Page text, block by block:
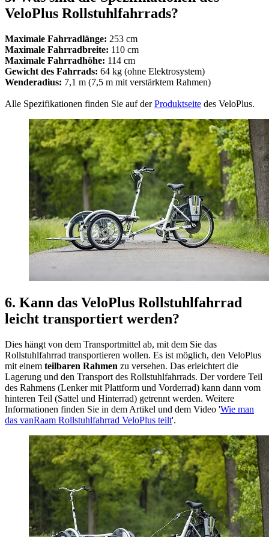
VeloPlus Rollstuhlfahrrads?
Maximale Fahrradlänge: 253 cm
Maximale Fahrradbreite: 110 cm
Maximale Fahrradhöhe: 114 cm
Gewicht des Fahrrads: 64 kg (ohne Elektrosystem)
Wenderadius: 7,1 m (7,5 m mit verstärktem Rahmen)
Alle Spezifikationen finden Sie auf derProduktseite des VeloPlus.
6. Kann das VeloPlus Rollstuhlfahrrad
leicht transportiert werden?
Dies hängt von dem Transportmittel ab, mit dem Sie das
Rollstuhlfahrrad transportieren wollen. Es ist möglich, den VeloPlus
mit einem teilbaren Rahmen zu versehen. Das erleichtert die
Lagerung und den Transport des Rollstuhlfahrrads. Der vordere Teil
des Rahmens (Lenker mit Plattform und Vorderrad) kann dann vom
hinteren Teil (Sattel und Hinterrad) getrennt werden. Weitere
Informationen finden Sie in dem Artikel und dem Video 'Wie man
das vanRaam Rollstuhlfahrrad VeloPlus teilt'.